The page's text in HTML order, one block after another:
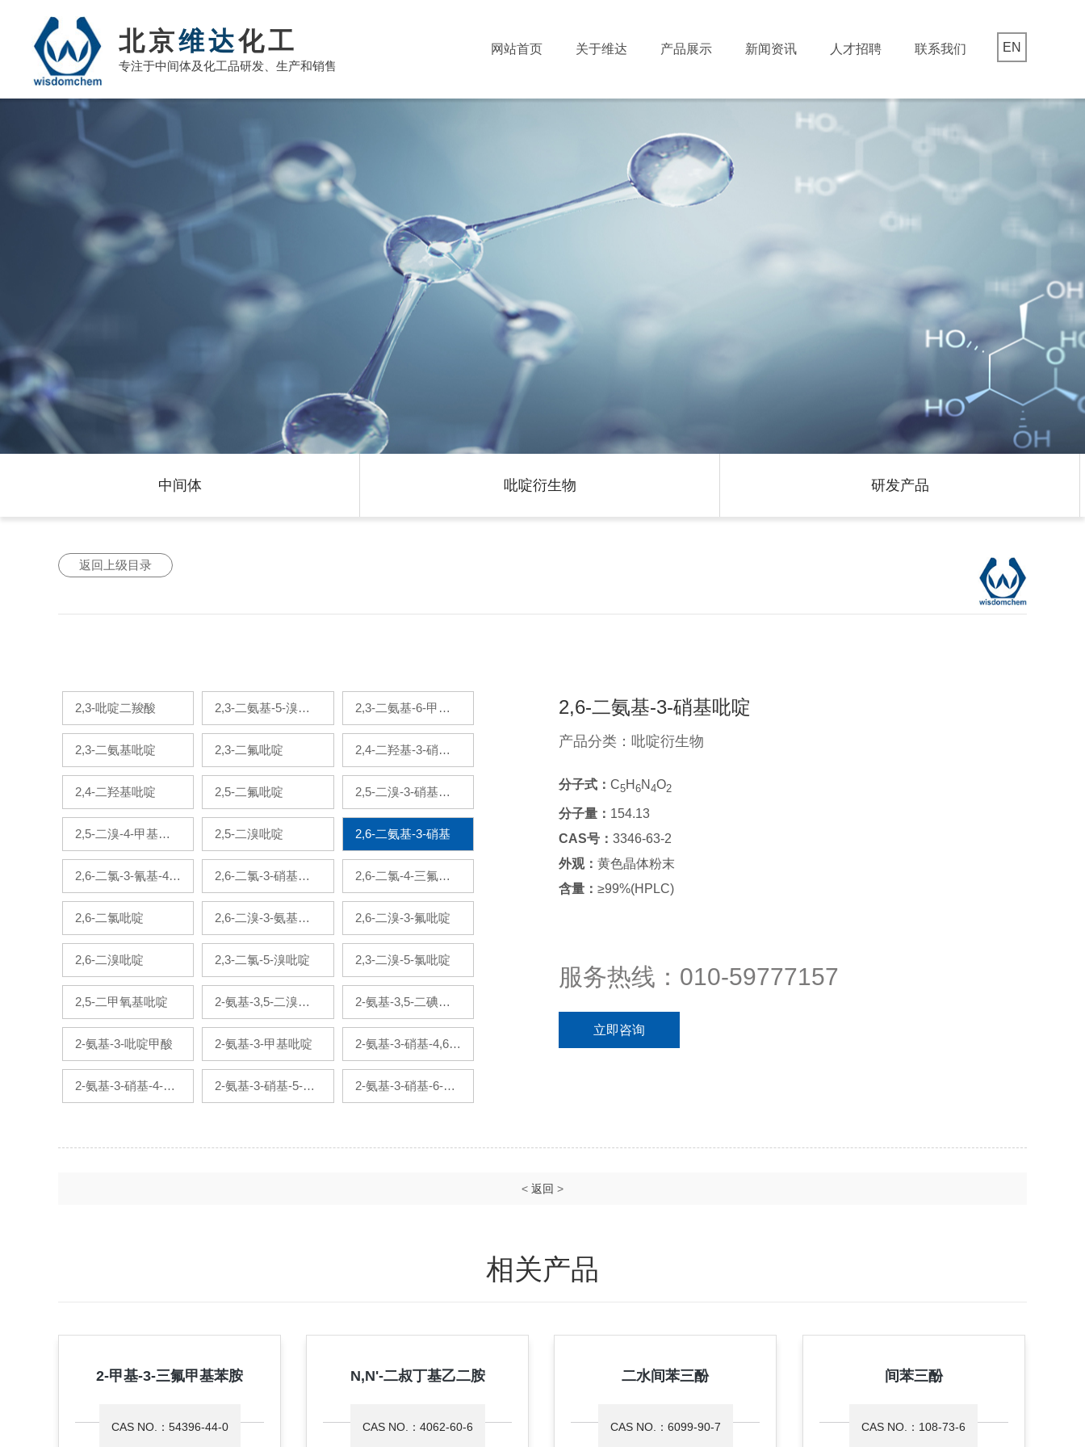
北京维达化工
专注于中间体及化工品研发、生产和销售
网站首页 关于维达 产品展示 新闻资讯 人才招聘 联系我们 EN
中间体 吡啶衍生物 研发产品
返回上级目录
2,3-吡啶二羧酸 2,3-二氨基-5-溴吡 2,3-二氨基-6-甲氧
2,3-二氨基吡啶 2,3-二氟吡啶 2,4-二羟基-3-硝基
2,4-二羟基吡啶 2,5-二氟吡啶 2,5-二溴-3-硝基吡
2,5-二溴-4-甲基吡 2,5-二溴吡啶 2,6-二氨基-3-硝基
2,6-二氯-3-氰基-4- 2,6-二氯-3-硝基吡 2,6-二氯-4-三氟甲
2,6-二氯吡啶 2,6-二溴-3-氨基吡 2,6-二溴-3-氟吡啶
2,6-二溴吡啶 2,3-二氯-5-溴吡啶 2,3-二溴-5-氯吡啶
2,5-二甲氧基吡啶 2-氨基-3,5-二溴吡 2-氨基-3,5-二碘吡
2-氨基-3-吡啶甲酸 2-氨基-3-甲基吡啶 2-氨基-3-硝基-4,6-
2-氨基-3-硝基-4-甲 2-氨基-3-硝基-5-溴 2-氨基-3-硝基-6-对
2,6-二氨基-3-硝基吡啶
产品分类：吡啶衍生物
分子式： C5H 6N 4O2
分子量： 154.13
CAS号： 3346-63-2
外观： 黄色晶体粉末
含量： ≥99%(HPLC)
服务热线：010-59777157
立即咨询
< 返回 >
相关产品
2-甲基-3-三氟甲基苯胺
CAS NO.：54396-44-0
N,N'-二叔丁基乙二胺
CAS NO.：4062-60-6
二水间苯三酚
CAS NO.：6099-90-7
间苯三酚
CAS NO.：108-73-6